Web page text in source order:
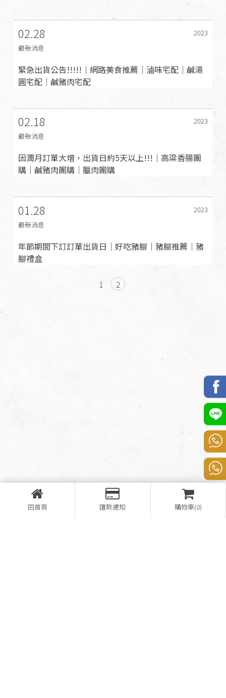
02.28
2023
最新消息
緊急出貨公告!!!!!｜網路美食推薦｜滷味宅配｜鹹湯
圓宅配｜鹹豬肉宅配
02.18
2023
最新消息
因潤月訂單大增，出貨日約5天以上!!!｜高粱香腸團
購｜鹹豬肉團購｜臘肉團購
01.28
2023
最新消息
年節期間下訂訂單出貨日｜好吃豬腳｜豬腳推薦｜豬
腳禮盒
1 2
回首頁 匯款通知 購物車(0)